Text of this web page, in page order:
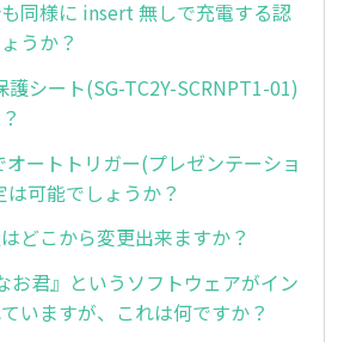
同様に insert 無しで充電する認
うか？
護シート(SG-TC2Y-SCRNPT1-01)
ートトリガー(プレゼンテーショ
は可能でしょうか？
どこから変更出来ますか？
お君』というソフトウェアがイン
いますが、これは何ですか？